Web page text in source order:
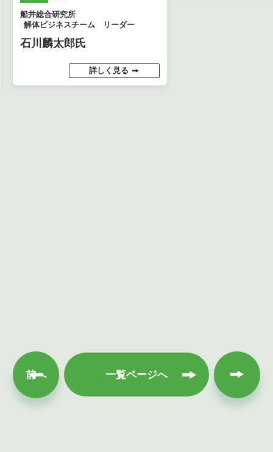
船井総合研究所
解体ビジネスチーム リーダー
石川麟太郎氏
詳しく見る
前へ 一覧ページへ
次へ